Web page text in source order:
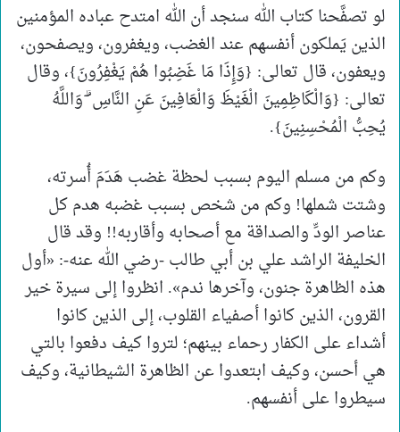
لو تصفَّحنا كتاب الله سنجد أن الله امتدح عباده المؤمنين
الذين يَملكون أنفسهم عند الغضب، ويغفرون، ويصفحون،
ويعفون، قال تعالى: {وَإِذَا مَا غَضِبُوا هُمْ يَغْفِرُونَ}، وقال
تعالى: {وَالْكَاظِمِينَ الْغَيْظَ وَالْعَافِينَ عَنِ النَّاسِ ۗ وَاللَّهُ
يُحِبُّ الْمُحْسِنِينَ}.
وكم من مسلم اليوم بسبب لحظة غضب هَدَمَ أُسرته،
وشتت شملها! وكم من شخص بسبب غضبه هدم كل
عناصر الودِّ والصداقة مع أصحابه وأقاربه!! وقد قال
الخليفة الراشد علي بن أبي طالب -رضي الله عنه-: «أول
هذه الظاهرة جنون، وآخرها ندم». انظروا إلى سيرة خير
القرون، الذين كانوا أصفياء القلوب، إلى الذين كانوا
أشداء على الكفار رحماء بينهم؛ لتروا كيف دفعوا بالتي
هي أحسن، وكيف ابتعدوا عن الظاهرة الشيطانية، وكيف
سيطروا على أنفسهم.